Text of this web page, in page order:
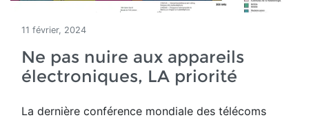
11 février, 2024
Ne pas nuire aux appareils
électroniques, LA priorité
La dernière conférence mondiale des télécoms